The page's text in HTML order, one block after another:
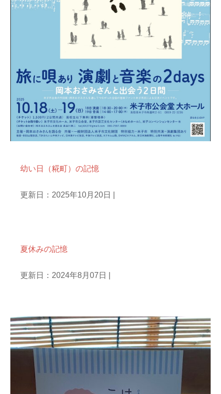
幼い日（糀町）の記憶
更新日：2025年10月20日
夏休みの記憶
更新日：2024年8月07日